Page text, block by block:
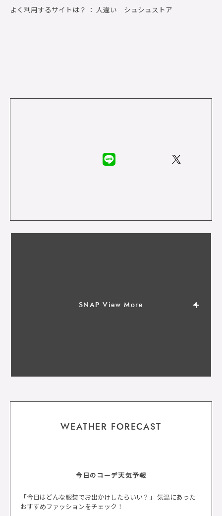
よく利用するサイトは？ ： 人違い シュシュストア
SNAP View More
WEATHER FORECAST
今日のコーデ天気予報
「今日はどんな服装でお出かけしたらいい？」 気温にあった
おすすめファッションをチェック！